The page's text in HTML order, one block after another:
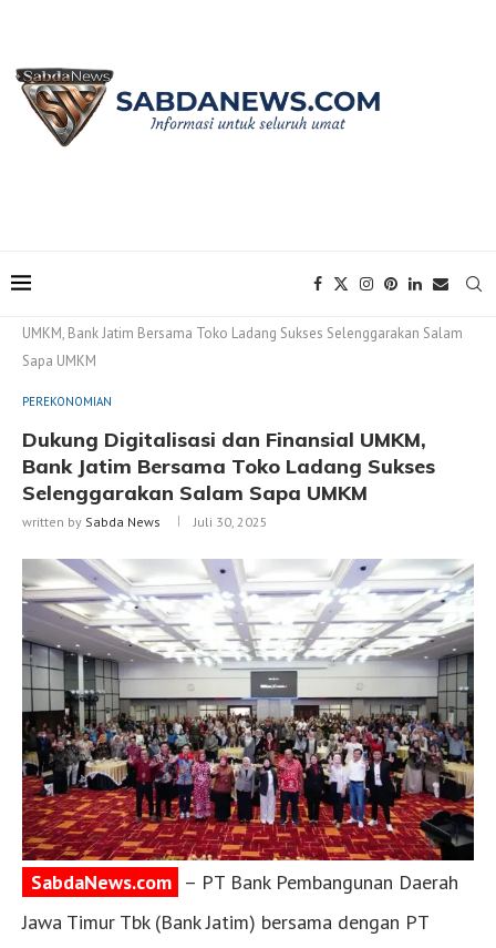
UMKM, Bank Jatim Bersama Toko Ladang Sukses Selenggarakan Salam
Sapa UMKM
PEREKONOMIAN
Dukung Digitalisasi dan Finansial UMKM,
Bank Jatim Bersama Toko Ladang Sukses
Selenggarakan Salam Sapa UMKM
written by Sabda News Juli 30, 2025
SabdaNews.com – PT Bank Pembangunan Daerah
Jawa Timur Tbk (Bank Jatim) bersama dengan PT